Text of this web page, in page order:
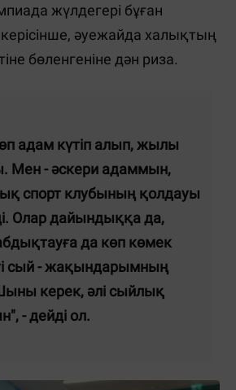
жүлдегері бұған
әуежайда халықтың
бөленгеніне дән риза.
адам күтіп алып, жылы
Мен - әскери адаммын,
спорт клубының қолдауы
Олар дайындыққа да,
да көп көмек
сый - жақындарымның
керек, әлі сыйлық
- дейді ол.